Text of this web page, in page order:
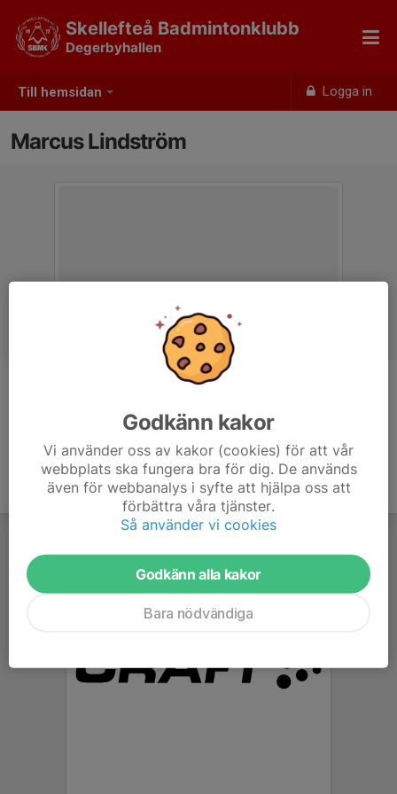
Till hemsidan Logga in
Skellefteå Badmintonklubb
Degerbyhallen
Marcus Lindström
Godkänn kakor
Vi använder oss av kakor (cookies) för att vår
webbplats ska fungera bra för dig. De används
även för webbanalys i syfte att hjälpa oss att
förbättra våra tjänster.
Så använder vi cookies
Godkänn alla kakor
Bara nödvändiga